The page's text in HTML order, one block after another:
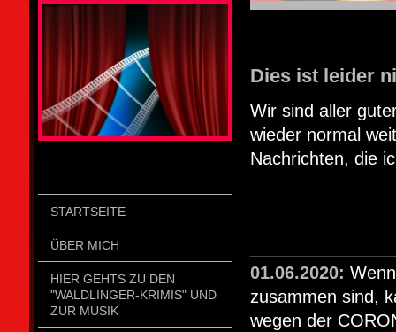
STARTSEITE
ÜBER MICH
HIER GEHTS ZU DEN
"WALDLINGER-KRIMIS" UND
ZUR MUSIK
Dies ist leider
Wir sind aller
wieder normal
Nachrichten, die
01.06.2020:
zusammen sind,
wegen der